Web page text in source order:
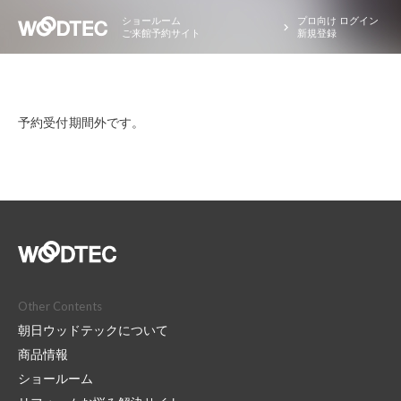
ショールーム
ご来館予約サイト
プロ向け ログイン
新規登録
予約受付期間外です。
Other Contents
朝日ウッドテックについて
商品情報
ショールーム